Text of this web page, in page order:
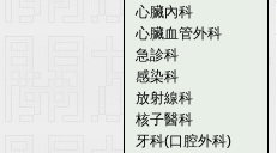
心臟內科
心臟血管外科
急診科
感染科
放射線科
核子醫科
牙科(口腔外科)